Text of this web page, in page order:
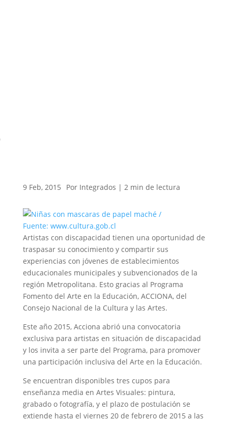
9 Feb, 2015 Por Integrados | 2 min de lectura
Artistas con discapacidad tienen una oportunidad de
traspasar su conocimiento y compartir sus
experiencias con jóvenes de establecimientos
educacionales municipales y subvencionados de la
región Metropolitana. Esto gracias al Programa
Fomento del Arte en la Educación, ACCIONA, del
Consejo Nacional de la Cultura y las Artes.
Este año 2015, Acciona abrió una convocatoria
exclusiva para artistas en situación de discapacidad
y los invita a ser parte del Programa, para promover
una participación inclusiva del Arte en la Educación.
Se encuentran disponibles tres cupos para
enseñanza media en Artes Visuales: pintura,
grabado o fotografía, y el plazo de postulación se
extiende hasta el viernes 20 de febrero de 2015 a las